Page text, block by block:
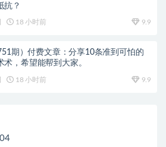
抗？
18 小时前 9.9
期）付费文章：分享10条准到可怕的
术，希望能帮到大家。
18 小时前 9.9